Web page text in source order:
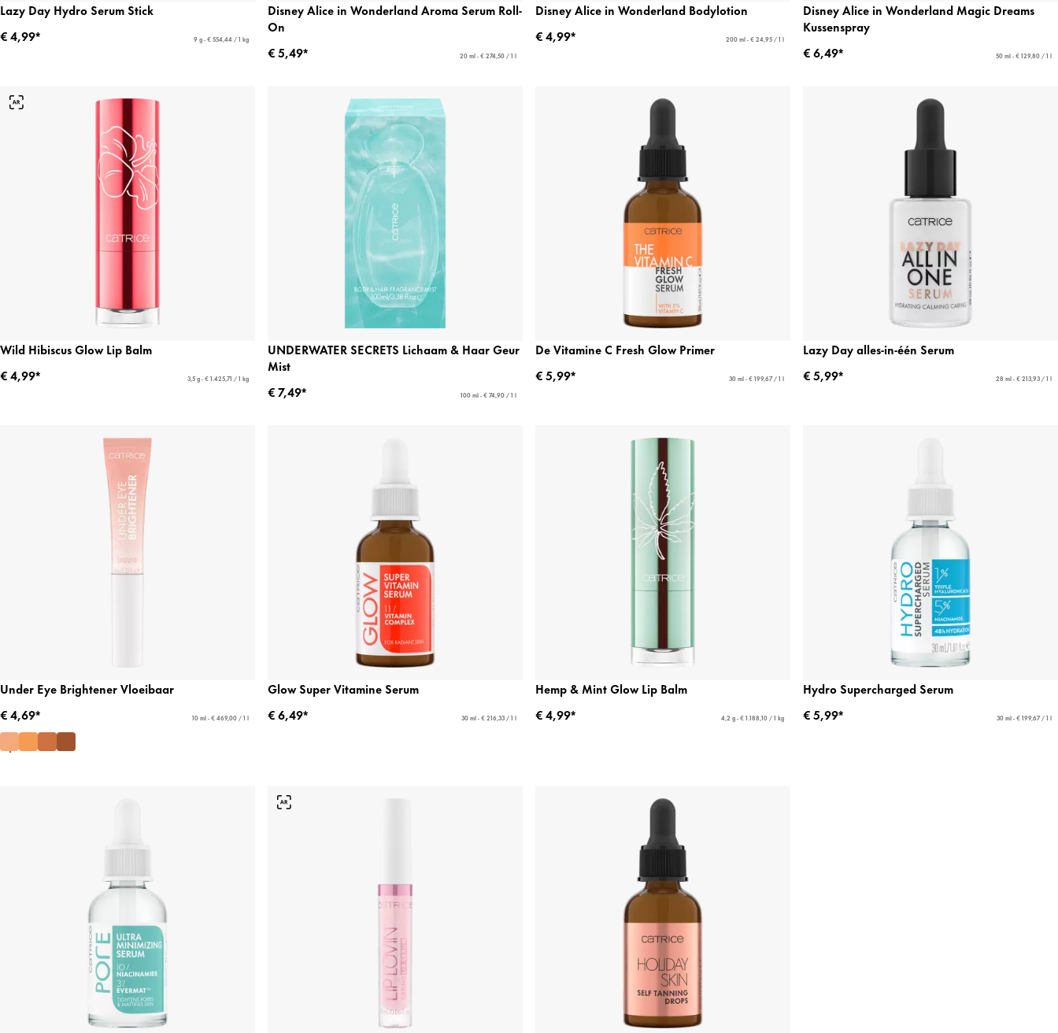
Lazy Day Hydro Serum Stick
€ 4,99*
9 g - € 554,44 / 1 kg
Disney Alice in Wonderland Aroma Serum Roll-
On
€ 5,49*
20 ml - € 274,50 / 1 l
Disney Alice in Wonderland Bodylotion
€ 4,99*
200 ml - € 24,95 / 1 l
Disney Alice in Wonderland Magic Dreams
Kussenspray
€ 6,49*
50 ml - € 129,80 / 1 l
Wild Hibiscus Glow Lip Balm
€ 4,99*
3,5 g - € 1.425,71 / 1 kg
UNDERWATER SECRETS Lichaam & Haar Geur
Mist
€ 7,49*
100 ml - € 74,90 / 1 l
De Vitamine C Fresh Glow Primer
€ 5,99*
30 ml - € 199,67 / 1 l
Lazy Day alles-in-één Serum
€ 5,99*
28 ml - € 213,93 / 1 l
Under Eye Brightener Vloeibaar
€ 4,69*
10 ml - € 469,00 / 1 l
Glow Super Vitamine Serum
€ 6,49*
30 ml - € 216,33 / 1 l
Hemp & Mint Glow Lip Balm
€ 4,99*
4,2 g - € 1.188,10 / 1 kg
Hydro Supercharged Serum
€ 5,99*
30 ml - € 199,67 / 1 l